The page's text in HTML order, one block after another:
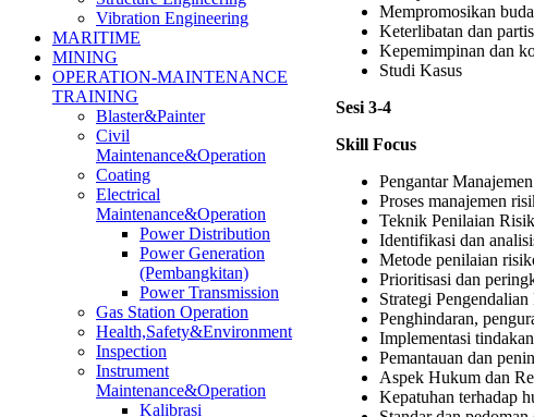
Vibration Engineering
MARITIME
MINING
OPERATION-MAINTENANCE
TRAINING
Blaster&Painter
Civil
Maintenance&Operation
Coating
Electrical
Maintenance&Operation
Power Distribution
Power Generation
(Pembangkitan)
Power Transmission
Gas Station Operation
Health,Safety&Environment
Inspection
Instrument
Maintenance&Operation
Kalibrasi
Mempromosikan
Keterlibatan dan
Kepemimpinan dan
Studi Kasus
Sesi 3-4
Skill Focus
Pengantar
Proses manajemen
Teknik Penilaian
Identifikasi dan
Metode penilaian
Prioritisasi dan
Strategi
Penghindaran,
Implementasi
Pemantauan dan
Aspek Hukum dan
Kepatuhan terhadap